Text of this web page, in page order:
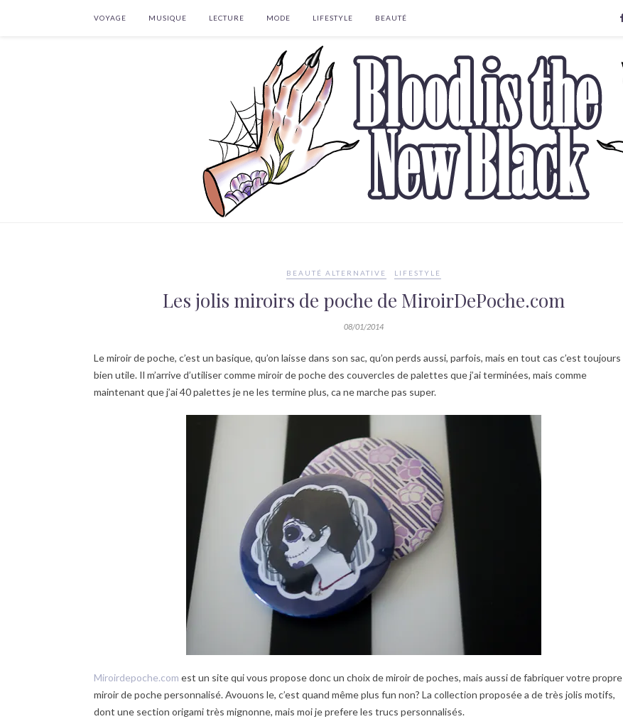
VOYAGE MUSIQUE LECTURE MODE LIFESTYLE BEAUTÉ
BEAUTÉ ALTERNATIVE LIFESTYLE
Les jolis miroirs de poche de MiroirDePoche.com
08/01/2014
Le miroir de poche, c’est un basique, qu’on laisse dans son sac, qu’on perds aussi, parfois, mais en tout cas c’est toujours
bien utile. Il m’arrive d’utiliser comme miroir de poche des couvercles de palettes que j’ai terminées, mais comme
maintenant que j’ai 40 palettes je ne les termine plus, ca ne marche pas super.
Miroirdepoche.com est un site qui vous propose donc un choix de miroir de poches, mais aussi de fabriquer votre propre
miroir de poche personnalisé. Avouons le, c’est quand même plus fun non? La collection proposée a de très jolis motifs,
dont une section origami très mignonne, mais moi je prefere les trucs personnalisés.